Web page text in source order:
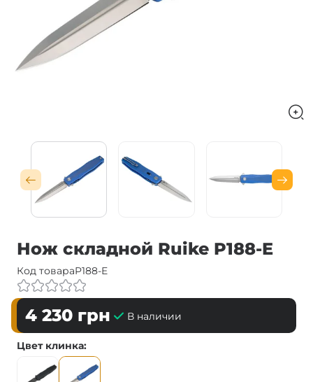
Нож складной Ruike P188-E
Код товараP188-E
4 230 грн В наличии
Цвет клинка